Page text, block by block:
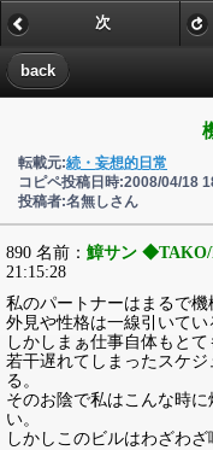
back
次
転載元:続・妄想的日常
コピペ投稿日時:2008/04/18
投稿者:名無しさん
890 名前： 鱆サン ◆TAKO/
21:15:28
私のパートナーはまるで機
外見や性格は一線引いてい
しかしまぁ仕事自体もと
若干遅れてしまったスケ
る。
そのお陰で私はこんな時
い。
しかしこのビルはわざわ